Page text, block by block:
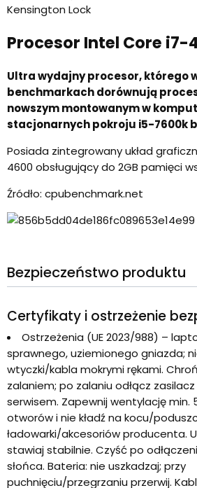
Kensington Lock
Procesor Intel Core i7-
Ultra wydajny procesor, którego
benchmarkach dorównują
nowszym montowanym w
stacjonarnych pokroju i5-7600k
Posiada zintegrowany układ
4600 obsługujący do 2GB pamięci
Źródło: cpubenchmark.net
Bezpieczeństwo produktu
Certyfikaty i ostrzeżenie
Ostrzeżenia (UE 2023/988) –
sprawnego, uziemionego gniazda;
wtyczki/kabla mokrymi rękami.
zalaniem; po zalaniu odłącz
serwisem. Zapewnij wentylację min.
otworów i nie kładź na kocu/
ładowarki/akcesoriów producenta.
stawiaj stabilnie. Czyść po
słońca. Bateria: nie uszkadzaj; przy
puchnięciu/przegrzaniu przerwij.